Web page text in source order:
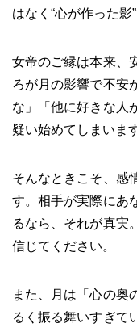
はなく“心が作った影
女帝のご縁は本来、
ろが月の影響で不安
な」「他に好きな人
疑い始めてしまいま
そんなときこそ、感
す。相手が実際にあ
るなら、それが真実
信じてください。
また、月は「心の奥
るく振る舞いすぎて